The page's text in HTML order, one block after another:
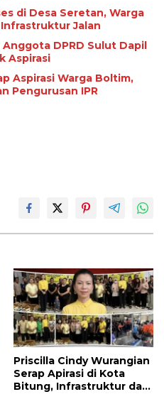
di Desa Seretan, Warga
Jalan
Anggota DPRD Sulut Dapil
Aspirasi
Aspirasi Warga Boltim,
Pengurusan IPR
Priscilla Cindy Wurangian
Serap Apirasi di Kota
Bitung, Infrastruktur dan